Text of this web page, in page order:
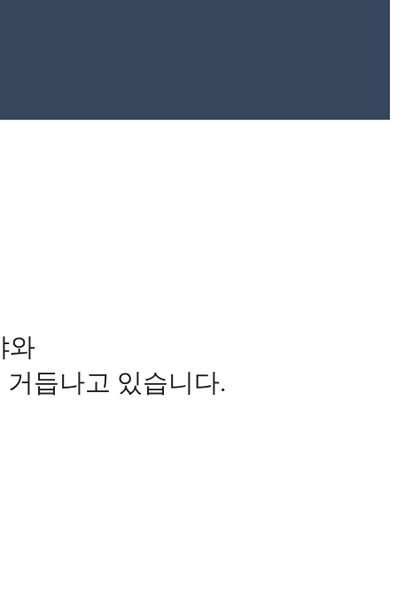
와
듭나고 있습니다.